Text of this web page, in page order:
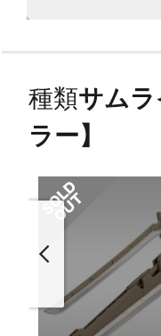
種類サム
ラー】